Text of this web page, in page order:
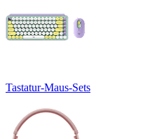
Tastatur-Maus-Sets